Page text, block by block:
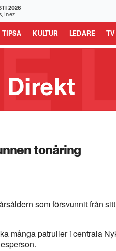
2026
Inez
TIPSA KULTUR LEDARE TV
Schibsted News Media AB är
reste sig”
tonåring
som försvunnit från
många patruller i centrala